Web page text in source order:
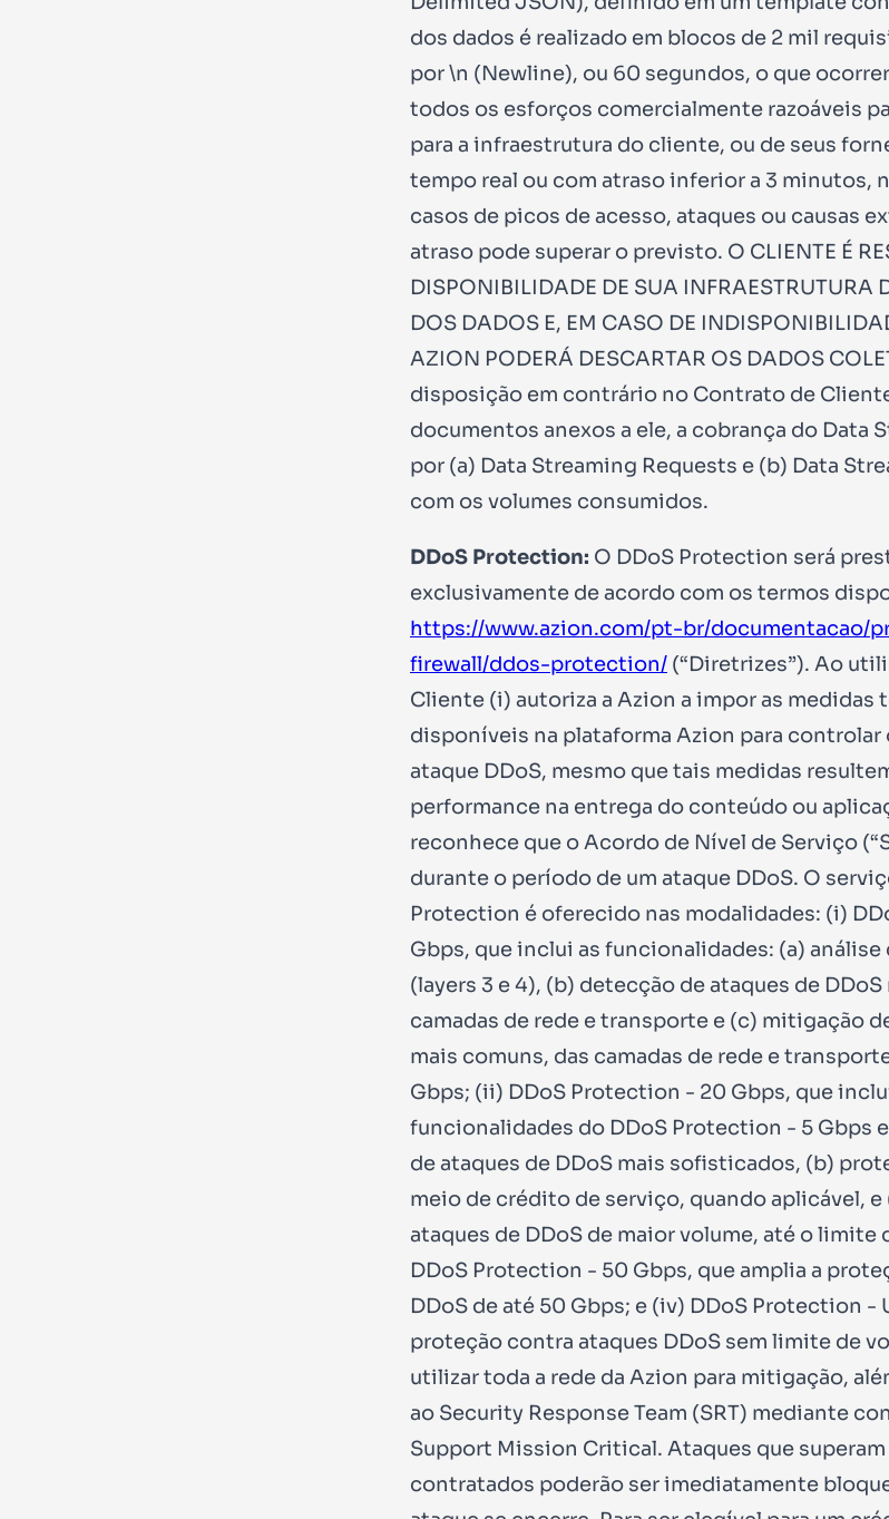
dos dados é realizado em blocos de 2 mil
por \n (Newline), ou 60 segundos, o que
todos os esforços comercialmente razoáveis
para a infraestrutura do cliente, ou de seus
tempo real ou com atraso inferior a 3 minutos,
casos de picos de acesso, ataques ou causas
atraso pode superar o previsto. O CLIENTE É
DISPONIBILIDADE DE SUA INFRAESTRUTURA
DOS DADOS E, EM CASO DE
AZION PODERÁ DESCARTAR OS DADOS
disposição em contrário no Contrato de
documentos anexos a ele, a cobrança do Data
por (a) Data Streaming Requests e (b) Data
com os volumes consumidos.
DDoS Protection: O DDoS Protection será
exclusivamente de acordo com os termos
https://www.azion.com/pt-br/documentacao/
firewall/ddos-protection/ (“Diretrizes”). Ao
Cliente (i) autoriza a Azion a impor as medidas
disponíveis na plataforma Azion para controlar
ataque DDoS, mesmo que tais medidas
performance na entrega do conteúdo ou
reconhece que o Acordo de Nível de Serviço
durante o período de um ataque DDoS. O
Protection é oferecido nas modalidades: (i)
Gbps, que inclui as funcionalidades: (a) análise
(layers 3 e 4), (b) detecção de ataques de
camadas de rede e transporte e (c) mitigação
mais comuns, das camadas de rede e
Gbps; (ii) DDoS Protection - 20 Gbps, que
funcionalidades do DDoS Protection - 5 Gbps
de ataques de DDoS mais sofisticados, (b)
meio de crédito de serviço, quando aplicável,
ataques de DDoS de maior volume, até o limite
DDoS Protection - 50 Gbps, que amplia a
DDoS de até 50 Gbps; e (iv) DDoS Protection -
proteção contra ataques DDoS sem limite de
utilizar toda a rede da Azion para mitigação,
ao Security Response Team (SRT) mediante
Support Mission Critical. Ataques que superam
contratados poderão ser imediatamente